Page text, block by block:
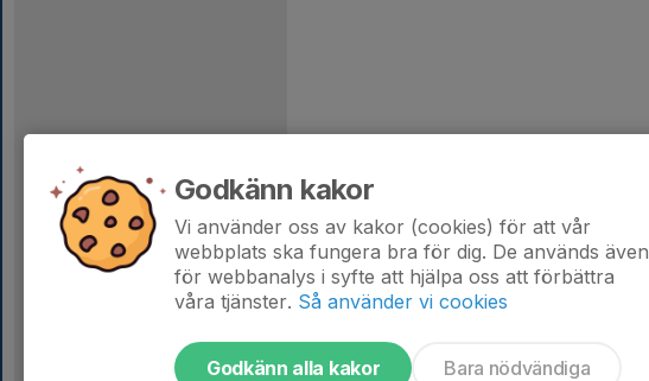
Godkänn kakor
Vi använder oss av kakor (cookies) för att vår
webbplats ska fungera bra för dig. De används även
för webbanalys i syfte att hjälpa oss att förbättra
våra tjänster. Så använder vi cookies
Godkänn alla kakor Bara nödvändiga